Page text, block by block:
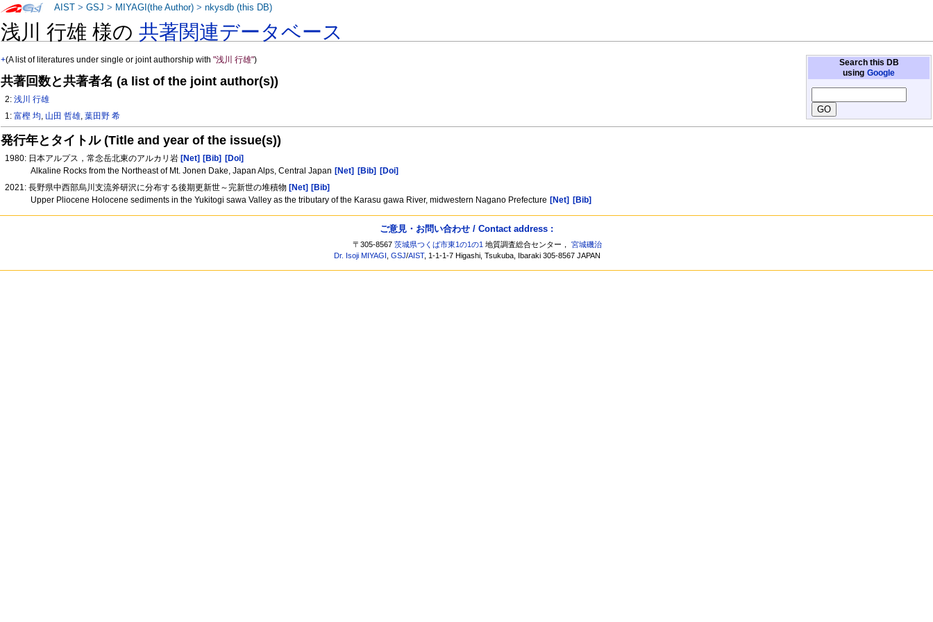
浅川 行雄 様の共著関連データベース
Search this DB
using Google
+(A list of literatures under single or joint authorship with"浅川 行雄")
共著回数と共著者名 (a list of the joint author(s))
2:浅川 行雄
1:富樫 均, 山田 哲雄,葉田野 希
発行年とタイトル (Title and year of the issue(s))
1980: 日本アルプス，常念岳北東のアルカリ岩 [Net] [Bib]
[Doi]
Alkaline Rocks from the Northeast of Mt. Jonen Dake, Japan Alps, Central Japan [Net] [Bib]
[Doi]
2021: 長野県中西部烏川支流斧研沢に分布する後期更新世～完新世の堆積物 [Net] [Bib]
Upper Pliocene Holocene sediments in the Yukitogi sawa Valley as the tributary of the Karasu gawa River, midwestern Nagano Prefecture [Net] [Bib]
AIST >GSJ > MIYAGI(the Author) >nkysdb (this DB)
ご意見・お問い合わせ / Contact address :
〒305-8567茨城県つくば市東1の1の1 地質調査総合センター，宮城磯治
Dr. Isoji MIYAGI ,GSJ/AIST, 1-1-1-7 Higashi, Tsukuba, Ibaraki 305-8567 JAPAN